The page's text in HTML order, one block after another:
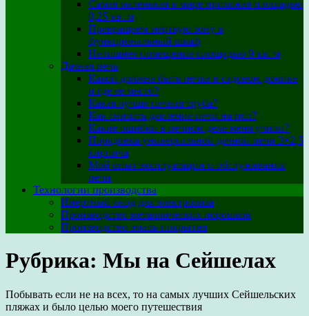
Самая маленькая в мире прихожая площадью
0,25 кв. м
Превращаем мертвую зону в
функциональный шкаф
Нелишнее помещение площадью 9 кв. м
Дачная печь
Какой должна быть печка в садовом домике
и где ее место?
Какая лучше печная труба?
Как снизить давление печи на пол?
Какие ошибки в печном деле меня учили?
Порядовка универсальной дачной печи 3×2,5
кирпича
Мой опыт эксплуатации и обслуживания
печи
Технологии производства
Инертный анод для электролиза
Производство металлических порошков
Производство эмаль-покрытия
Рубрика: Мы на Сейшелах
Побывать если не на всех, то на самых лучших Сейшельских
пляжах и было целью моего путешествия